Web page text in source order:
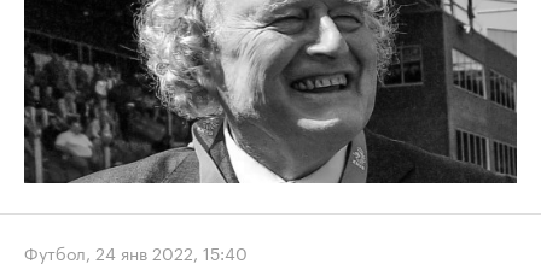
Футбол, 24 янв 2022, 15:40